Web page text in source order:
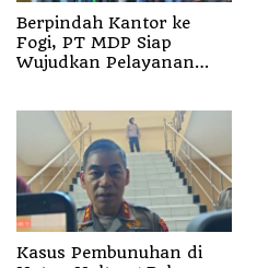
Berpindah Kantor ke
Fogi, PT MDP Siap
Wujudkan Pelayanan
Kasus Pembunuhan di